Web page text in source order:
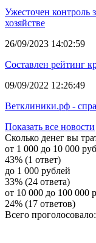
Ужесточен контроль
хозяйстве
26/09/2023 14:02:59
Составлен рейтинг
09/09/2022 12:26:49
Ветклиники.рф -
Показать все новости
Сколько денег вы
от 1 000 до 10 000
43% (1 ответ)
до 1 000 рублей
33% (24 ответа)
от 10 000 до 100 000
24% (17 ответов)
Всего